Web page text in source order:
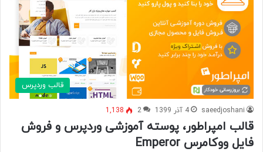
قالب وردپرس
saeedjoshani 4 آذر 1399 2
1,138
قالب امپراطور، پوسته آموزشی وردپرس و فروش
فایل ووکامرس Emperor